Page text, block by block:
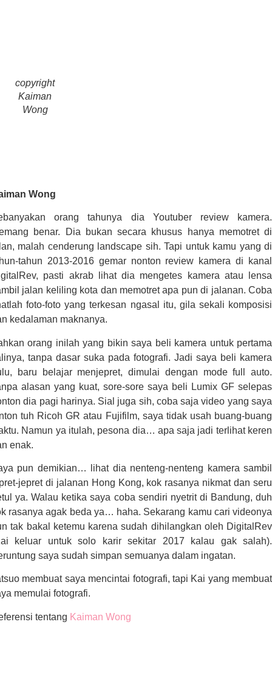
copyright
Kaiman
Wong
Wong
orang tahunya dia Youtuber review kamera.
benar. Dia bukan secara khusus hanya memotret di
malah cenderung landscape sih. Tapi untuk kamu yang di
tahun 2013-2016 gemar nonton review kamera di kanal
pasti akrab lihat dia mengetes kamera atau lensa
jalan keliling kota dan memotret apa pun di jalanan. Coba
foto-foto yang terkesan ngasal itu, gila sekali komposisi
kedalaman maknanya.
orang inilah yang bikin saya beli kamera untuk pertama
tanpa dasar suka pada fotografi. Jadi saya beli kamera
baru belajar menjepret, dimulai dengan mode full auto.
alasan yang kuat, sore-sore saya beli Lumix GF selepas
dia pagi harinya. Sial juga sih, coba saja video yang saya
tuh Ricoh GR atau Fujifilm, saya tidak usah buang-buang
Namun ya itulah, pesona dia… apa saja jadi terlihat keren
enak.
pun demikian… lihat dia nenteng-nenteng kamera sambil
jepret di jalanan Hong Kong, kok rasanya nikmat dan seru
ya. Walau ketika saya coba sendiri nyetrit di Bandung, duh
rasanya agak beda ya… haha. Sekarang kamu cari videonya
tak bakal ketemu karena sudah dihilangkan oleh DigitalRev
keluar untuk solo karir sekitar 2017 kalau gak salah).
saya sudah simpan semuanya dalam ingatan.
membuat saya mencintai fotografi, tapi Kai yang membuat
memulai fotografi.
tentang Kaiman Wong